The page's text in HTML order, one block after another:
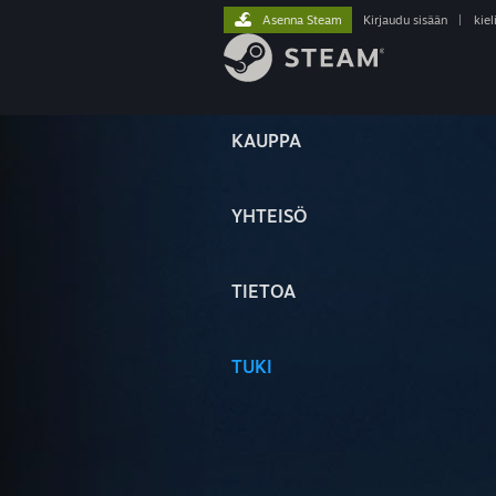
KAUPPA
YHTEISÖ
TIETOA
TUKI
Asenna Steam Kirjaudu sisään kieli